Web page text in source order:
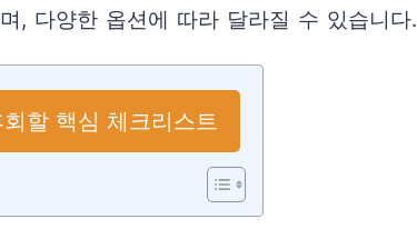
, 다양한 옵션에 따라 달라질 수 있습니다.
할 핵심 체크리스트